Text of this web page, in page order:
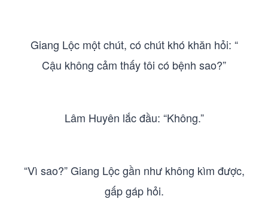
Giang Lộc một chút, có chút khó khăn hỏi: “
Cậu không cảm thấy tôi có bệnh sao?”
Lâm Huyên lắc đầu: “Không.”
“Vì sao?” Giang Lộc gần như không kìm được,
gấp gáp hỏi.